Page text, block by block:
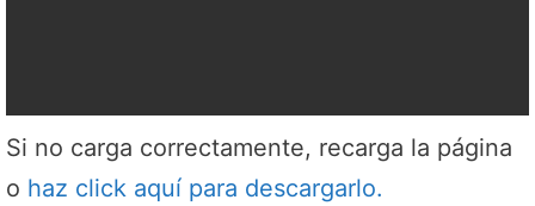
Si no carga correctamente, recarga la página
o haz click aquí para descargarlo.